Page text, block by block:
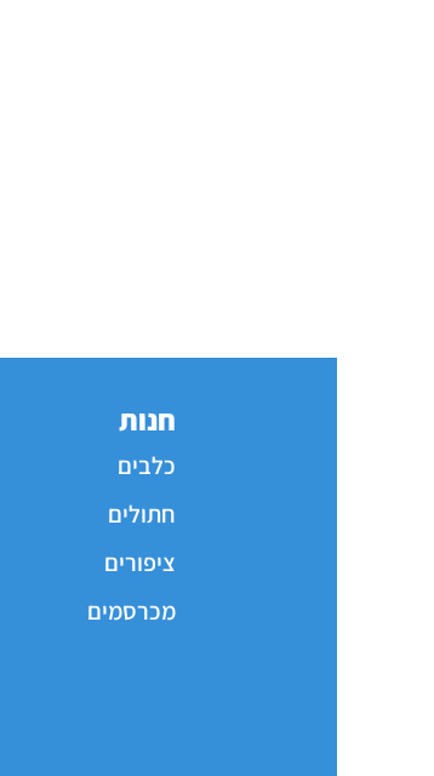
חנות
כלבים
חתולים
ציפורים
מכרסמים